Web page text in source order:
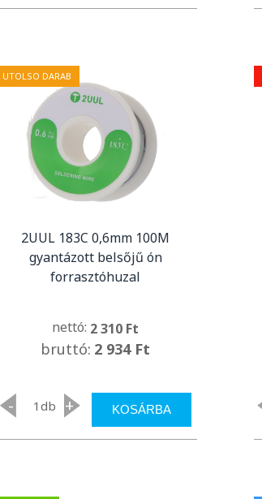
UTOLSO DARAB
2UUL 183C 0,6mm 100M
gyantázott belsőjű ón
forrasztóhuzal
nettó: 2 310 Ft
bruttó: 2 934 Ft
- db + KOSÁRBA